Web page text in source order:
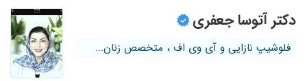
دکتر آتوسا جعفری
فلوشیپ نازایی و آی وی اف ، متخصص زنان...